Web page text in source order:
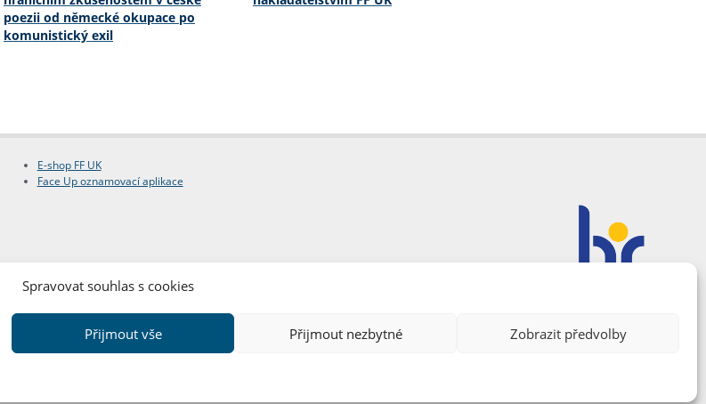
Spravovat souhlas s cookies
Přijmout vše Přijmout nezbytné Zobrazit předvolby
poezii od německé okupace po
komunistický exil
E-shop FF UK
Face Up oznamovací aplikace